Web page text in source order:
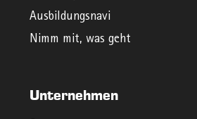
Ausbildungsnavi
Nimm mit, was geht
Unternehmen